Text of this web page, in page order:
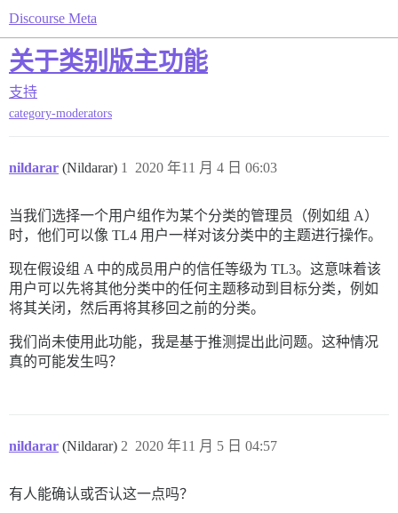
Discourse Meta
关于类别版主功能
支持
category-moderators
nildarar (Nildarar) 2020 年11 月 4 日 06:03
1
当我们选择一个用户组作为某个分类的管理员（例如组 A）
时，他们可以像 TL4 用户一样对该分类中的主题进行操作。
现在假设组 A 中的成员用户的信任等级为 TL3。这意味着该
用户可以先将其他分类中的任何主题移动到目标分类，例如
将其关闭，然后再将其移回之前的分类。
我们尚未使用此功能，我是基于推测提出此问题。这种情况
真的可能发生吗？
nildarar (Nildarar) 2020 年11 月 5 日 04:57
2
有人能确认或否认这一点吗？